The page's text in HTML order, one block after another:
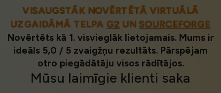
VISAUGSTĀK NOVĒRTĒTĀ VIRTUĀLĀ
UZGAIDĀMĀ TELPA G2 UN SOURCEFORGE
Novērtēts kā 1. visvieglāk lietojamais. Mums ir
ideāls 5,0 / 5 zvaigžņu rezultāts. Pārspējam
otro piegādātāju visos rādītājos.
Mūsu laimīgie klienti saka